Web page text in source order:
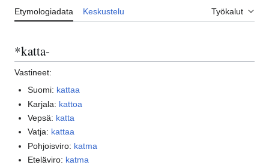
Etymologiadata Keskustelu Työkalut
*katta-
Vastineet:
Suomi: kattaa
Karjala: kattoa
Vepsä: katta
Vatja: kattaa
Pohjoisviro: katma
Eteläviro: katma